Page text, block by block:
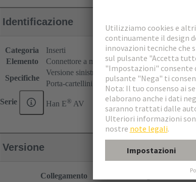
Identificazione
Categoria
Inserti
Elemento
Connettore a morsettiera
Specifiche
Versione sinistra
Porta-cartellini tipo MK
Serie Han E® AV
Versione
Collegamento